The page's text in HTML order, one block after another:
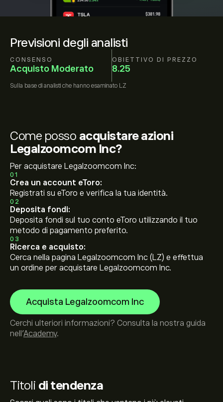
Previsioni degli analisti
CONSENSO
Acquisto Moderato
OBIETTIVO DI PREZZO
8.25
Sulla base di analisti che hanno esaminato LZ
Titoli di tendenza
Come posso acquistare azioni
Legalzoomcom Inc?
Per acquistare Legalzoomcom Inc:
01
Crea un account eToro:
Registrati su eToro e verifica la tua identità.
02
Deposita fondi:
Deposita fondi sul tuo conto eToro utilizzando il tuo
metodo di pagamento preferito.
03
Ricerca e acquisto:
Cerca nella pagina Legalzoomcom Inc (LZ) e effettua
un ordine per acquistare Legalzoomcom Inc.
Acquista Legalzoomcom Inc
Cerchi ulteriori informazioni? Consulta la nostra guida
nell’Academy.